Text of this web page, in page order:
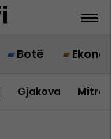
Botë
Gjakova